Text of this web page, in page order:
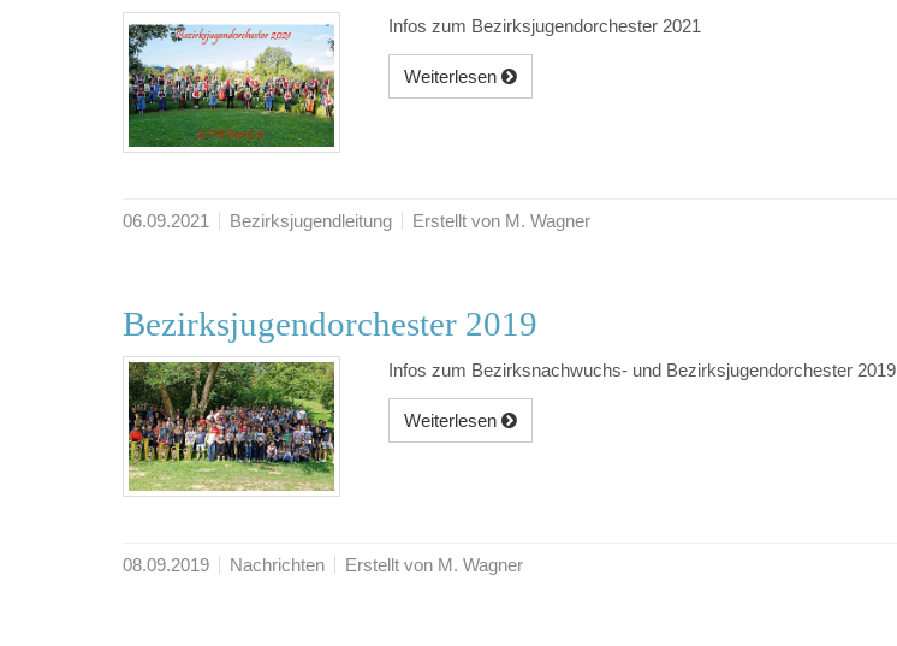
Infos zum Bezirksjugendorchester 2021
Weiterlesen
06.09.2021 Bezirksjugendleitung Erstellt von M. Wagner
Bezirksjugendorchester 2019
Infos zum Bezirksnachwuchs- und Bezirksjugendorchester 2019
Weiterlesen
08.09.2019 Nachrichten Erstellt von M. Wagner